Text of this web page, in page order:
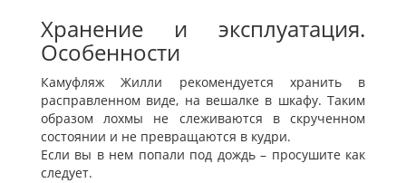
Хранение и эксплуатация.
Особенности
Камуфляж Жилли рекомендуется хранить в
расправленном виде, на вешалке в шкафу. Таким
образом лохмы не слеживаются в скрученном
состоянии и не превращаются в кудри.
Если вы в нем попали под дождь – просушите как
следует.